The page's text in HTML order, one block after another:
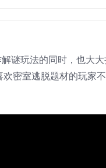
谜玩法的同时，也大
欢密室逃脱题材的玩家